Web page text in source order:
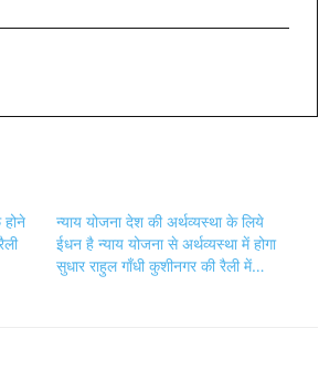
होने
न्याय योजना देश की अर्थव्यस्था के लिये
ईधन है न्याय योजना से अर्थव्यस्था में होगा
सुधार राहुल गाँधी कुशीनगर की रैली में…